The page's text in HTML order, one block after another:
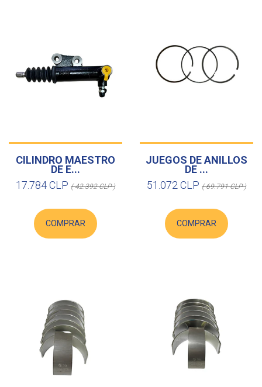
CILINDRO MAESTRO
DE E...
17.784 CLP ( 42.392 CLP )
COMPRAR
JUEGOS DE ANILLOS
DE ...
51.072 CLP ( 69.791 CLP )
COMPRAR